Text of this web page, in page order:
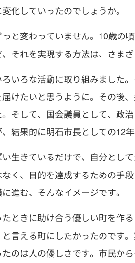
化していったのでしょうか。
と変わっていません。10歳の
それを実現する方法は、さま
いろな活動に取り組みました
けたいと思うように。その後
そして、国会議員として、政
結果的に明石市長としての12
生きているだけで、自分とし
く、目的を達成するための手
進む、そんなイメージです。
ときに助け合う優しい町を作
言える町にしたかったのです
のは人の優しさです。市民か